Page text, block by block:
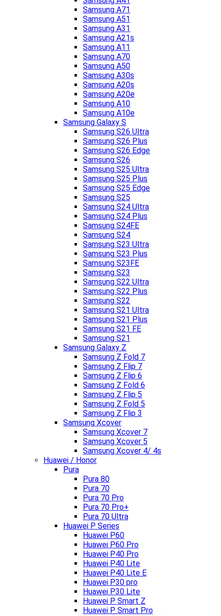
Samsung A71
Samsung A51
Samsung A31
Samsung A21s
Samsung A11
Samsung A70
Samsung A50
Samsung A30s
Samsung A20s
Samsung A20e
Samsung A10
Samsung A10e
Samsung Galaxy S
Samsung S26 Ultra
Samsung S26 Plus
Samsung S26 Edge
Samsung S26
Samsung S25 Ultra
Samsung S25 Plus
Samsung S25 Edge
Samsung S25
Samsung S24 Ultra
Samsung S24 Plus
Samsung S24FE
Samsung S24
Samsung S23 Ultra
Samsung S23 Plus
Samsung S23FE
Samsung S23
Samsung S22 Ultra
Samsung S22 Plus
Samsung S22
Samsung S21 Ultra
Samsung S21 Plus
Samsung S21 FE
Samsung S21
Samsung Galaxy Z
Samsung Z Fold 7
Samsung Z Flip 7
Samsung Z Flip 6
Samsung Z Fold 6
Samsung Z Flip 5
Samsung Z Fold 5
Samsung Z Flip 3
Samsung Xcover
Samsung Xcover 7
Samsung Xcover 5
Samsung Xcover 4/ 4s
Huawei / Honor
Pura
Pura 80
Pura 70
Pura 70 Pro
Pura 70 Pro+
Pura 70 Ultra
Huawei P Series
Huawei P60
Huawei P60 Pro
Huawei P40 Pro
Huawei P40 Lite
Huawei P40 Lite E
Huawei P30 pro
Huawei P30 Lite
Huawei P Smart Z
Huawei P Smart Pro